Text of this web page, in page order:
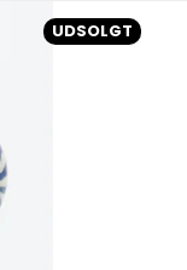
UDSOLGT